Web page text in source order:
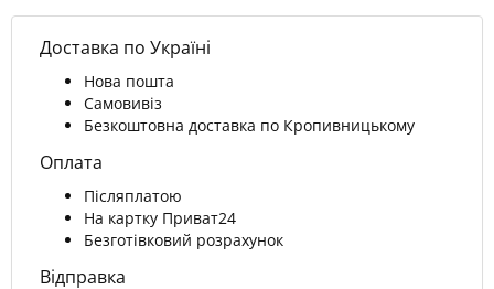
Доставка по Україні
Нова пошта
Самовивіз
Безкоштовна доставка по Кропивницькому
Оплата
Післяплатою
На картку Приват24
Безготівковий розрахунок
Відправка